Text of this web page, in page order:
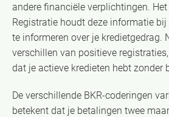
andere financiële verplichtingen.
Registratie houdt deze informatie
te informeren over je kredietgedrag.
verschillen van positieve
dat je actieve kredieten hebt zonder
De verschillende BKR-coderingen
betekent dat je betalingen twee